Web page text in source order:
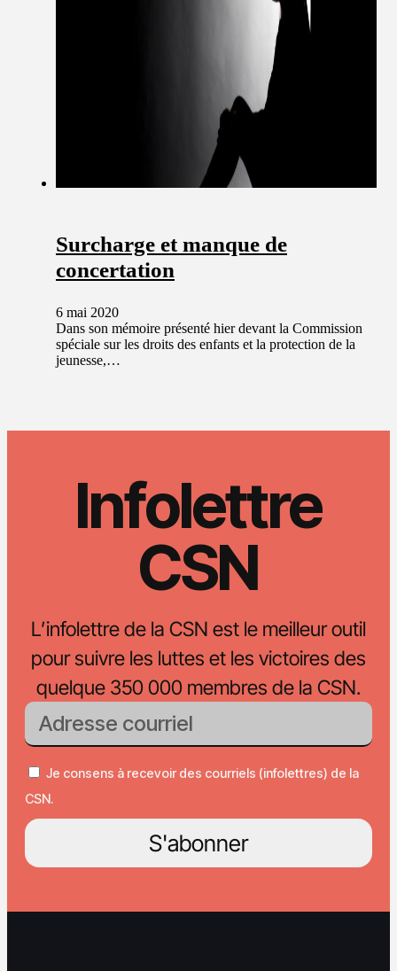
Surcharge et manque de
concertation
6 mai 2020
Dans son mémoire présenté hier devant la Commission
spéciale sur les droits des enfants et la protection de la
jeunesse,…
Infolettre
CSN
L’infolettre de la CSN est le meilleur outil
pour suivre les luttes et les victoires des
quelque 350 000 membres de la CSN.
Je consens à recevoir des courriels (infolettres) de la
CSN.
S'abonner